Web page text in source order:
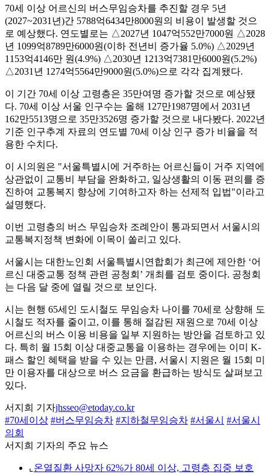
70세 이상 어르신의 버스무임승차를 추진할 경우 5년
(2027~2031년)간 5788억6434만8000원의 비용이 발생할 것으
로 예상했다. 연도별로는 △2027년 1047억552만7000원 △2028
년 1099억8789만6000원(이하 전년비 증가율 5.0%) △2029년
1153억4146만 원(4.9%) △2030년 1213억7381만6000원(5.2%)
△2031년 1274억5564만9000원(5.0%)으로 각각 집계됐다.
이 기간 70세 이상 고령층은 35만여명 증가할 것으로 예상됐
다. 70세 이상 서울 인구수는 올해 127만1987명에서 2031년
162만5513명으로 35만3526명 증가할 것으로 내다봤다. 2022년
기준 인구추계 자료의 연도별 70세 이상 인구 증가 비율을 적
용한 수치다.
이 시의원은 "서울특별시에 거주하는 어르신들이 거주 지역에
상관없이 교통비 부담을 완화하고, 일상생활의 이동 편의를 증
진하여 교통복지 향상에 기여하고자 하는 선제적 입법"이라고
설명했다.
이번 고령층의 버스 무임승차 조례안이 통과되면서 서울시의
교통복지정책 변화에 이목이 쏠리고 있다.
서울시는 대한노인회 서울특별시연합회가 최근에 제안한 ‘어
르신 대중교통 정책 관련 공청회’ 개최를 검토 중이다. 공청회
는 다음 달 중에 열릴 것으로 보인다.
시는 현행 65세인 도시철도 무임승차 나이를 70세로 상향해 도
시철도 적자를 줄이고, 이를 통해 절감된 재원으로 70세 이상
어르신의 버스 이용 비용을 일부 지원하는 방안을 검토하고 있
다. 특히 월 15회 이상 대중교통을 이용하는 경우에는 이미 K-
패스 할인 혜택을 받을 수 있는 만큼, 서울시 지원은 월 15회 미
만 이용자를 대상으로 버스 요금을 환급하는 방식도 살펴보고
있다.
서지희 기자jhsseo@etoday.co.kr
#70세이상 #버스무임승차 #지하철무임승차 #서울시 #서울시
의회
서지희 기자의 주요 뉴스
⌞ 온열질환 사망자 62%가 80세 이상, 고령층 집중 보호